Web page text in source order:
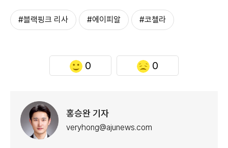
#블랙핑크 리사 #에이피알 #코첼라
0 0
홍승완 기자
veryhong@ajunews.com